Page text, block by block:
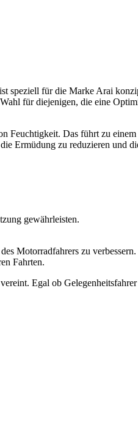
speziell für die Marke Arai
für diejenigen, die eine
Das führt zu einem
Ermüdung zu reduzieren und
gewährleisten.
Motorradfahrers zu
Fahrten.
Egal ob